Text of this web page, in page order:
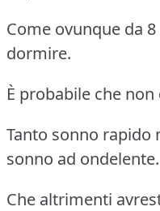
Come ovunque da
dormire.
È probabile che
Tanto sonno rapido
sonno ad ondelente.
Che altrimenti